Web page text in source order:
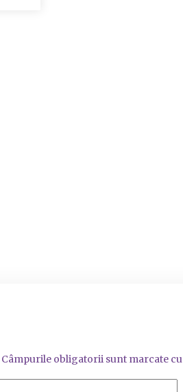
Câmpurile obligatorii sunt marcate cu